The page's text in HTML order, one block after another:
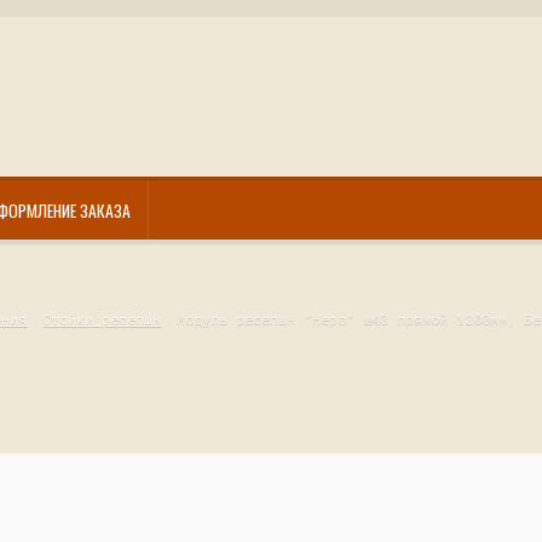
ЗАКАЗА
Стойки ресепшн Модуль ресепшн "Неро" №43 прямой 1200мм,